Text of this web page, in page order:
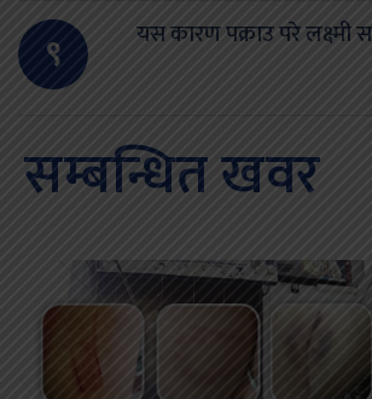
९ यस कारण पक्राउ परे लक्ष्मी
सम्बन्धित खवर